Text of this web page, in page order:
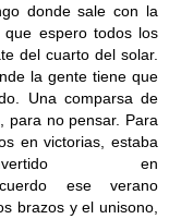
donde sale con la
espero todos los
del cuarto del solar.
la gente tiene que
Una comparsa de
para no pensar. Para
en victorias, estaba
en
ese verano
brazos y el unisono,